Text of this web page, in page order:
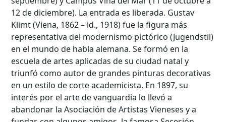
12 de diciembre). La entrada es liberada. Gustav
Klimt (Viena, 1862 – id., 1918) fue la figura más
representativa del modernismo pictórico (Jugendstil)
en el mundo de habla alemana. Se formó en la
escuela de artes aplicadas de su ciudad natal y
triunfó como autor de grandes pinturas decorativas
en un estilo de corte academicista. En 1897, su
interés por el arte de vanguardia lo llevó a
abandonar la Asociación de Artistas Vieneses y a